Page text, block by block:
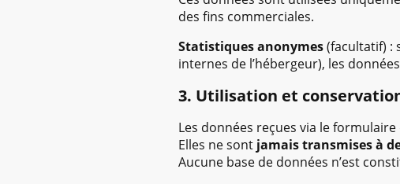
des fins commerciales.
Statistiques anonymes(facultatif) :
internes de l’hébergeur), les
3. Utilisation et
Les données reçues via le
Elles ne sont jamais transmises à
Aucune base de données n’est